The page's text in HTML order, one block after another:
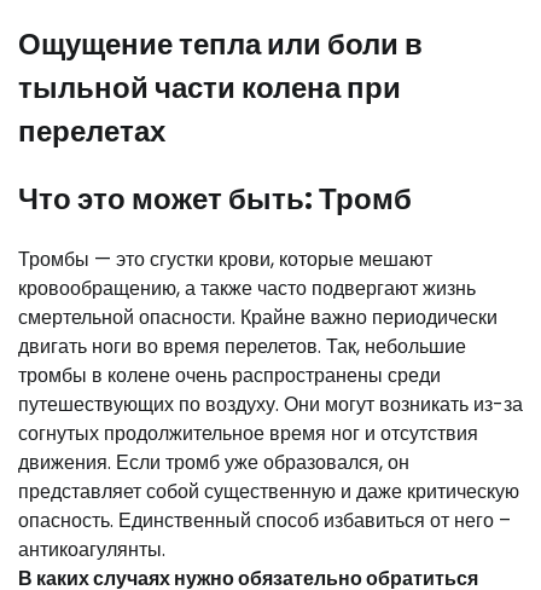
Ощущение тепла или боли в
тыльной части колена при
перелетах
Что это может быть: Тромб
Тромбы — это сгустки крови, которые мешают
кровообращению, а также часто подвергают жизнь
смертельной опасности. Крайне важно периодически
двигать ноги во время перелетов. Так, небольшие
тромбы в колене очень распространены среди
путешествующих по воздуху. Они могут возникать из-за
согнутых продолжительное время ног и отсутствия
движения. Если тромб уже образовался, он
представляет собой существенную и даже критическую
опасность. Единственный способ избавиться от него –
антикоагулянты.
В каких случаях нужно обязательно обратиться